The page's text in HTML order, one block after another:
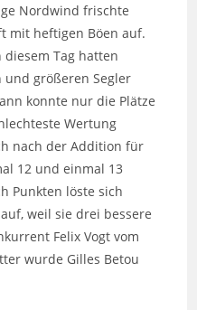
Nordwind frischte
mit heftigen Böen auf.
Tag hatten
größeren Segler
konnte nur die Plätze
Wertung
nach der Addition für
12 und einmal 13
Punkten löste sich
weil sie drei bessere
Felix Vogt vom
wurde Gilles Betou